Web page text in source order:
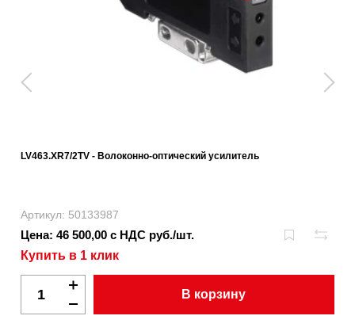
LV463.XR7/2TV - Волоконно-оптический усилитель
Артикул: 50133987
Цена: 46 500,00 с НДС руб./шт.
Купить в 1 клик
В корзину